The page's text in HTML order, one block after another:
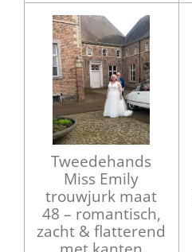
Tweedehands
Miss Emily
trouwjurk maat
48 – romantisch,
zacht & flatterend